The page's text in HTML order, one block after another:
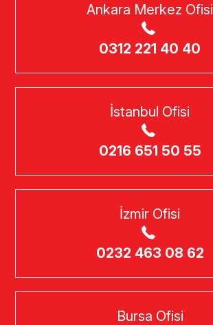
Ankara Merkez Ofisi
0312 221 40 40
İstanbul Ofisi
0216 651 50 55
İzmir Ofisi
0232 463 08 62
Bursa Ofisi